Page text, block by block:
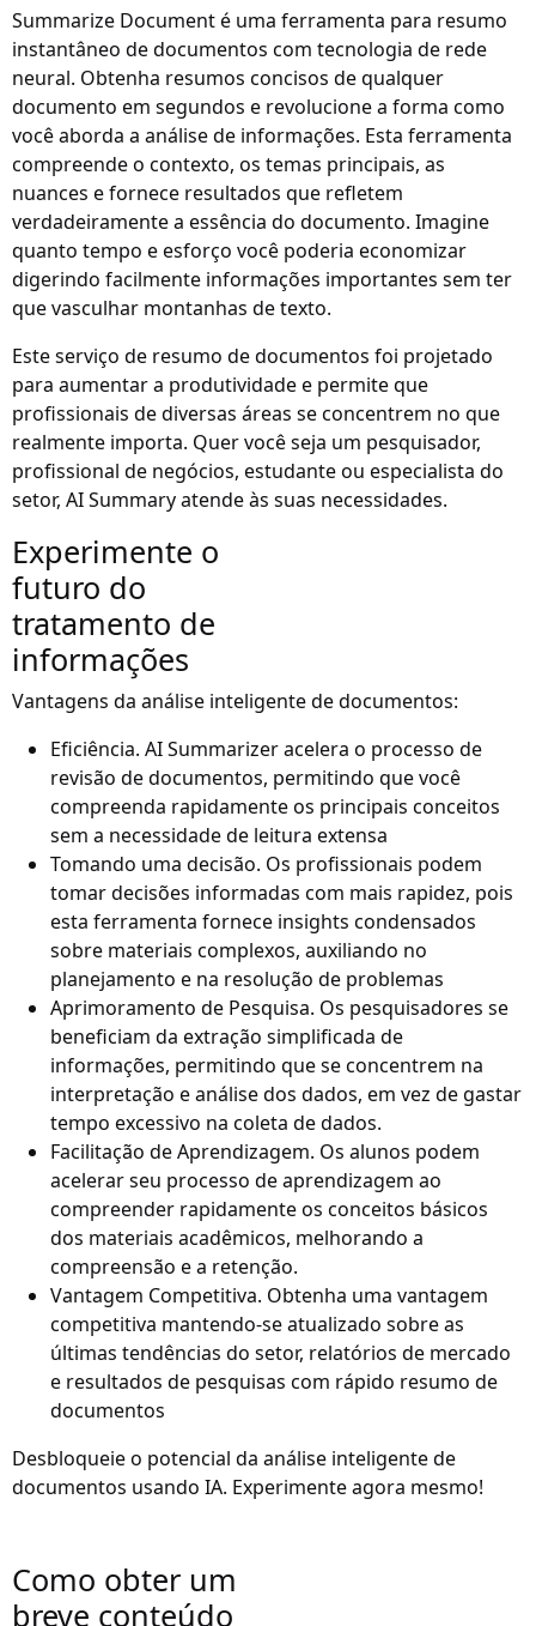
Summarize Document é uma ferramenta para resumo
instantâneo de documentos com tecnologia de rede
neural. Obtenha resumos concisos de qualquer
documento em segundos e revolucione a forma como
você aborda a análise de informações. Esta ferramenta
compreende o contexto, os temas principais, as
nuances e fornece resultados que refletem
verdadeiramente a essência do documento. Imagine
quanto tempo e esforço você poderia economizar
digerindo facilmente informações importantes sem ter
que vasculhar montanhas de texto.
Este serviço de resumo de documentos foi projetado
para aumentar a produtividade e permite que
profissionais de diversas áreas se concentrem no que
realmente importa. Quer você seja um pesquisador,
profissional de negócios, estudante ou especialista do
setor, AI Summary atende às suas necessidades.
Experimente o
futuro do
tratamento de
informações
Vantagens da análise inteligente de documentos:
Eficiência. AI Summarizer acelera o processo de
revisão de documentos, permitindo que você
compreenda rapidamente os principais conceitos
sem a necessidade de leitura extensa
Tomando uma decisão. Os profissionais podem
tomar decisões informadas com mais rapidez, pois
esta ferramenta fornece insights condensados
sobre materiais complexos, auxiliando no
planejamento e na resolução de problemas
Aprimoramento de Pesquisa. Os pesquisadores se
beneficiam da extração simplificada de
informações, permitindo que se concentrem na
interpretação e análise dos dados, em vez de gastar
tempo excessivo na coleta de dados.
Facilitação de Aprendizagem. Os alunos podem
acelerar seu processo de aprendizagem ao
compreender rapidamente os conceitos básicos
dos materiais acadêmicos, melhorando a
compreensão e a retenção.
Vantagem Competitiva. Obtenha uma vantagem
competitiva mantendo-se atualizado sobre as
últimas tendências do setor, relatórios de mercado
e resultados de pesquisas com rápido resumo de
documentos
Desbloqueie o potencial da análise inteligente de
documentos usando IA. Experimente agora mesmo!
Como obter um
breve conteúdo